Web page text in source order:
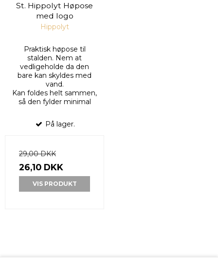
St. Hippolyt Høpose
med logo
Hippolyt
Praktisk høpose til
stalden. Nem at
vedligeholde da den
bare kan skyldes med
vand.
Kan foldes helt sammen,
så den fylder minimal
På lager.
29,00 DKK
26,10 DKK
VIS PRODUKT